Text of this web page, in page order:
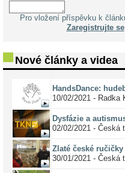
Pro vložení příspěvku k
Zaregistrujte se
Nové články a videa
HandsDance:
10/02/2021 - Radka
Dysfázie a
02/02/2021 - Česká
Zlaté české ručičky
30/01/2021 - Česká